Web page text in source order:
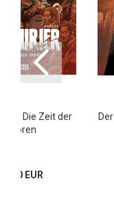
4: Die Zeit der
Sporen
EUR